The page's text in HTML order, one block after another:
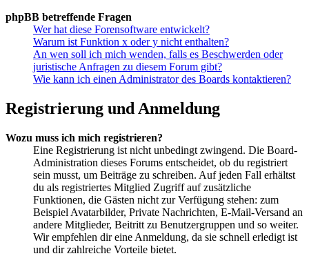
phpBB betreffende Fragen
Wer hat diese Forensoftware entwickelt?
Warum ist Funktion x oder y nicht enthalten?
An wen soll ich mich wenden, falls es Beschwerden oder
juristische Anfragen zu diesem Forum gibt?
Wie kann ich einen Administrator des Boards kontaktieren?
Registrierung und Anmeldung
Wozu muss ich mich registrieren?
Eine Registrierung ist nicht unbedingt zwingend. Die Board-
Administration dieses Forums entscheidet, ob du registriert
sein musst, um Beiträge zu schreiben. Auf jeden Fall erhältst
du als registriertes Mitglied Zugriff auf zusätzliche
Funktionen, die Gästen nicht zur Verfügung stehen: zum
Beispiel Avatarbilder, Private Nachrichten, E-Mail-Versand an
andere Mitglieder, Beitritt zu Benutzergruppen und so weiter.
Wir empfehlen dir eine Anmeldung, da sie schnell erledigt ist
und dir zahlreiche Vorteile bietet.